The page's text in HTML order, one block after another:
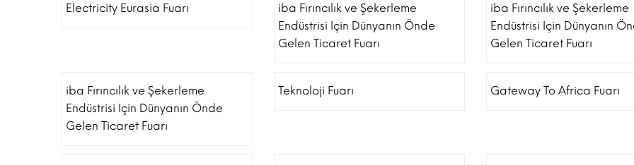
Electricity Eurasia Fuarı
iba Fırıncılık ve Şekerleme
Endüstrisi Için Dünyanın Önde
Gelen Ticaret Fuarı
iba Fırıncılık ve Şekerleme
Endüstrisi Için Dünyanın
Gelen Ticaret Fuarı
iba Fırıncılık ve Şekerleme
Endüstrisi Için Dünyanın Önde
Gelen Ticaret Fuarı
Teknoloji Fuarı Gateway To Africa Fuarı